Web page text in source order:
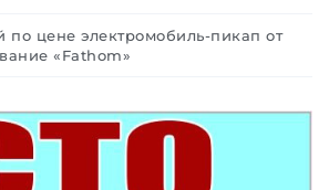
по цене электромобиль-пикап от
«Fathom»